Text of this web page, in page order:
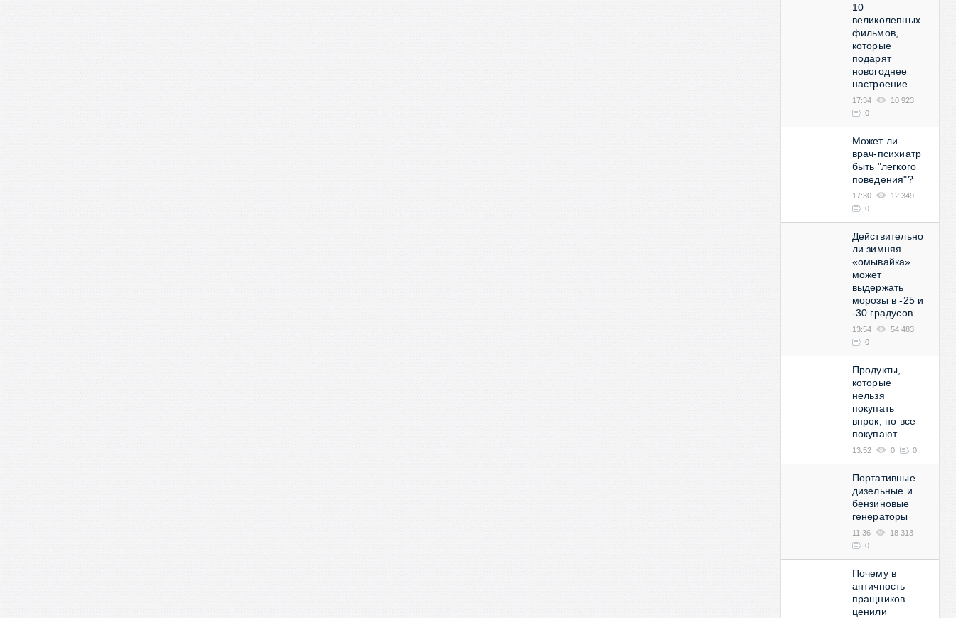
10
великолепных
фильмов,
которые
подарят
новогоднее
настроение
17:34
10 923
0
Может ли
врач-психиатр
быть "легкого
поведения"?
17:30
12 349
0
Действительно
ли зимняя
«омывайка»
может
выдержать
морозы в -25 и
-30 градусов
13:54
54 483
0
Продукты,
которые
нельзя
покупать
впрок, но все
покупают
13:52 0 0
Портативные
дизельные и
бензиновые
генераторы
11:36
18 313
0
Почему в
античность
пращников
ценили